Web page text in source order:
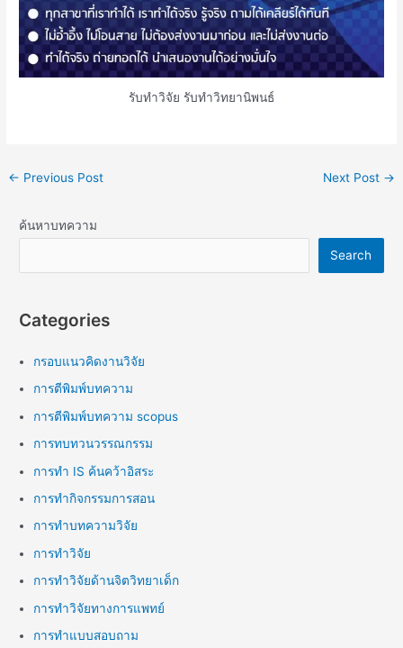
รับทำวิจัย รับทำวิทยานิพนธ์
← Previous Post Next Post →
ค้นหาบทความ
Search
Categories
กรอบแนวคิดงานวิจัย
การตีพิมพ์บทความ
การตีพิมพ์บทความ scopus
การทบทวนวรรณกรรม
การทำ IS ค้นคว้าอิสระ
การทำกิจกรรมการสอน
การทำบทความวิจัย
การทำวิจัย
การทำวิจัยด้านจิตวิทยาเด็ก
การทำวิจัยทางการแพทย์
การทำแบบสอบถาม